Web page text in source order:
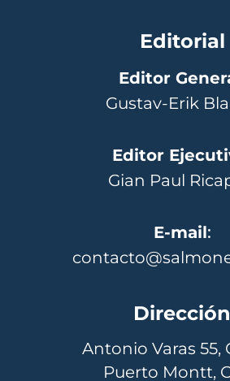
Editorial
Editor
Gustav-Erik
Editor
Gian Paul
E-mail:
Dirección
Antonio Varas 55,
Puerto Montt,